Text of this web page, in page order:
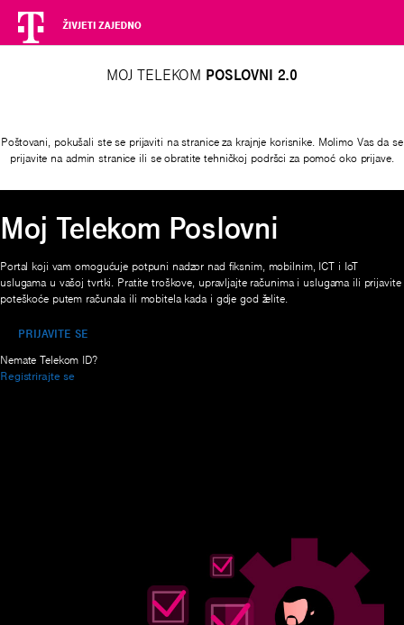
MOJ TELEKOM POSLOVNI 2.0
Poštovani, pokušali ste se prijaviti na stranice za krajnje korisnike. Molimo Vas da se
prijavite na admin stranice ili se obratite tehničkoj podršci za pomoć oko prijave.
Moj Telekom Poslovni
Portal koji vam omogućuje potpuni nadzor nad fiksnim, mobilnim, ICT i IoT
uslugama u vašoj tvrtki. Pratite troškove, upravljajte računima i uslugama ili prijavite
poteškoće putem računala ili mobitela kada i gdje god želite.
PRIJAVITE SE
Nemate Telekom ID?
Registrirajte se